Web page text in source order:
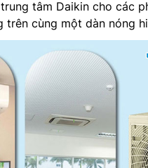
tâm Daikin cho các
cùng một dàn nóng